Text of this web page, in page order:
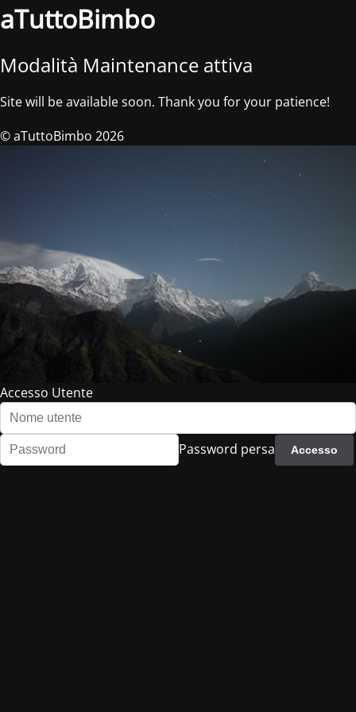
aTuttoBimbo
Modalità Maintenance attiva
Site will be available soon. Thank you for your patience!
© aTuttoBimbo 2026
Accesso Utente
Password persa